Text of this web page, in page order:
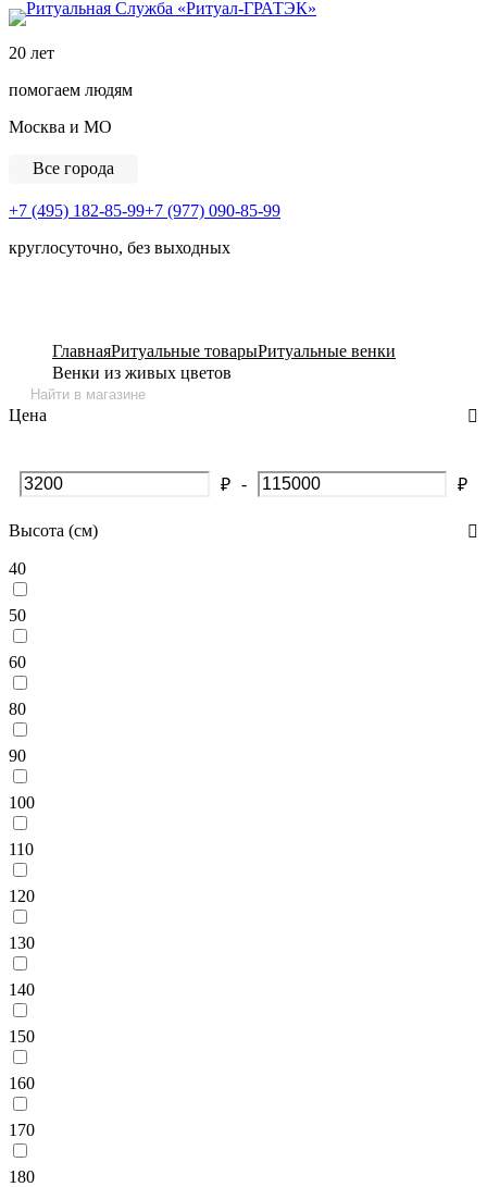
20 лет
помогаем людям
Москва и МО
Все города
+7 (495) 182-85-99+7 (977) 090-85-99
круглосуточно, без выходных
ГлавнаяРитуальные товарыРитуальные венки
Венки из живых цветов
Цена
₽ - ₽
Высота (см)
40
50
60
80
90
100
110
120
130
140
150
160
170
180